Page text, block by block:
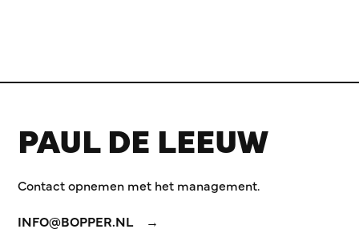
PAUL DE LEEUW
Contact opnemen met het management.
INFO@BOPPER.NL